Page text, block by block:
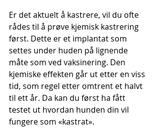
Er det aktuelt å kastrere, vil du ofte
rådes til å prøve kjemisk kastrering
først. Dette er et implantat som
settes under huden på lignende
måte som ved vaksinering. Den
kjemiske effekten går ut etter en viss
tid, som regel etter omtrent et halvt
til ett år. Da kan du først ha fått
testet ut hvordan hunden din vil
fungere som «kastrat».